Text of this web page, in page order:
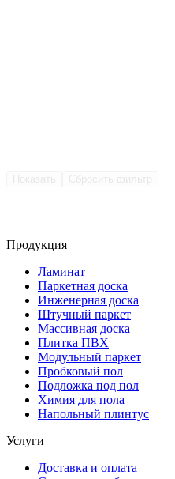
Продукция
Ламинат
Паркетная доска
Инженерная доска
Штучный паркет
Массивная доска
Плитка ПВХ
Модульный паркет
Пробковый пол
Подложка под пол
Химия для пола
Напольный плинтус
Услуги
Доставка и оплата